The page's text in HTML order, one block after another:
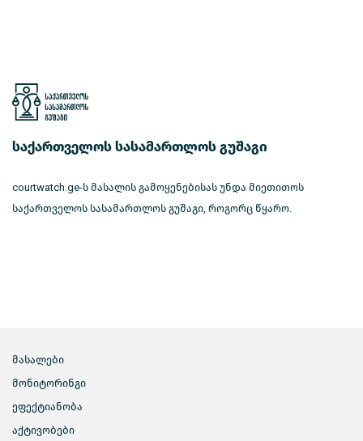
საქართველოს სასამართლოს გუშაგი
courtwatch.ge-ს მასალის გამოყენებისას უნდა მიეთითოს
საქართველოს სასამართლოს გუშაგი, როგორც წყარო.
მასალები
მონიტორინგი
ეფექტიანობა
აქტივობები